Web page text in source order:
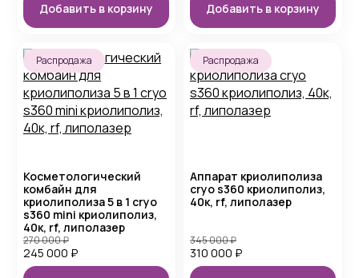
Добавить в корзину Добавить в корзину
Распродажа
Косметологический
комбайн для
криолиполиза 5 в 1 cryo
s360 mini криолиполиз,
40к, rf, липолазер
245 000 ₽
270 000₽
Распродажа
Аппарат криолиполиза
cryo s360 криолиполиз,
40к, rf, липолазер
310 000 ₽
345 000₽